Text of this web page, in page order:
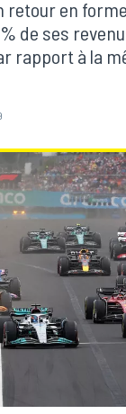
retour en
de ses
rapport à la